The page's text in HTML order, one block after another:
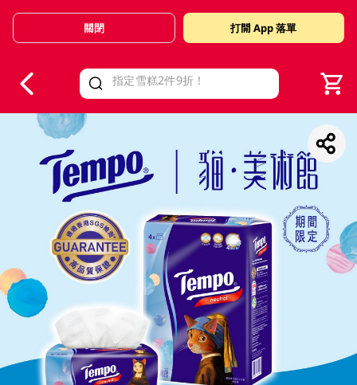
Valid Until 30 June 2026
關閉 打開 App 落單